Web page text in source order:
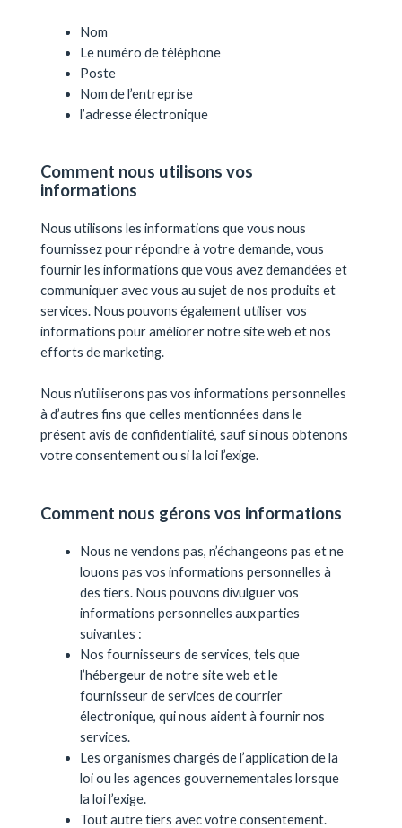
Nom
Le numéro de téléphone
Poste
Nom de l’entreprise
l’adresse électronique
Comment nous utilisons vos
informations
Nous utilisons les informations que vous nous
fournissez pour répondre à votre demande, vous
fournir les informations que vous avez demandées et
communiquer avec vous au sujet de nos produits et
services. Nous pouvons également utiliser vos
informations pour améliorer notre site web et nos
efforts de marketing.
Nous n’utiliserons pas vos informations personnelles
à d’autres fins que celles mentionnées dans le
présent avis de confidentialité, sauf si nous obtenons
votre consentement ou si la loi l’exige.
Comment nous gérons vos informations
Nous ne vendons pas, n’échangeons pas et ne
louons pas vos informations personnelles à
des tiers. Nous pouvons divulguer vos
informations personnelles aux parties
suivantes :
Nos fournisseurs de services, tels que
l’hébergeur de notre site web et le
fournisseur de services de courrier
électronique, qui nous aident à fournir nos
services.
Les organismes chargés de l’application de la
loi ou les agences gouvernementales lorsque
la loi l’exige.
Tout autre tiers avec votre consentement.